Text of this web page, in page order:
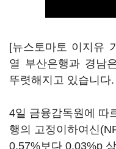
[뉴스토마토 이지유
열 부산은행과 경남
뚜렷해지고 있습니다.
4일 금융감독원에 따
행의 고정이하여신
0.57%보다 0.03%p